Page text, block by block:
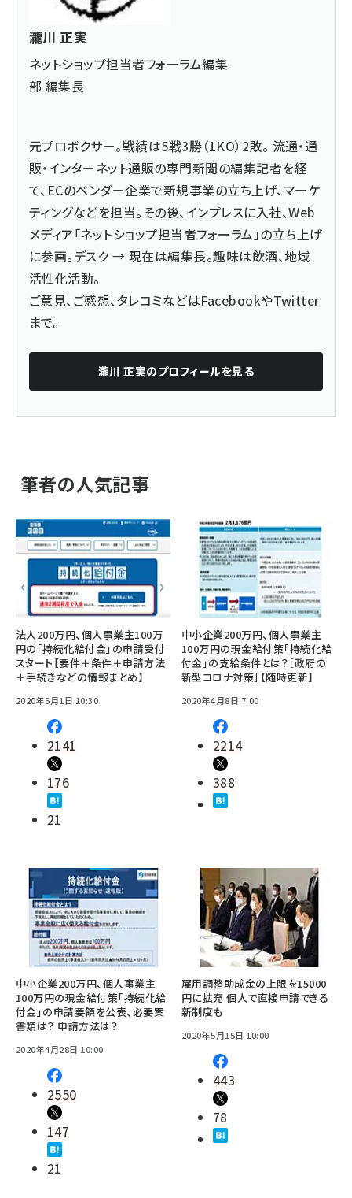
瀧川 正実
ネットショップ担当者フォーラム編集
部 編集長
元プロボクサー。戦績は5戦3勝（1KO）2敗。 流通・通
販・インターネット通販の専門新聞の編集記者を経
て、ECのベンダー企業で新規事業の立ち上げ、マーケ
ティングなどを担当。その後、インプレスに入社、Web
メディア「ネットショップ担当者フォーラム」の立ち上げ
に参画。デスク → 現在は編集長。趣味は飲酒、地域
活性化活動。
ご意見、ご感想、タレコミなどはFacebookやTwitter
まで。
瀧川 正実のプロフィールを見る
筆者の人気記事
法人200万円、個人事業主100万
円の「持続化給付金」の申請受付
スタート【要件＋条件＋申請方法
＋手続きなどの情報まとめ】
2020年5月1日 10:30
2141
176
21
中小企業200万円、個人事業主
100万円の現金給付策「持続化給
付金」の支給条件とは？［政府の
新型コロナ対策］【随時更新】
2020年4月8日 7:00
2214
388
中小企業200万円、個人事業主
100万円の現金給付策「持続化給
付金」の申請要領を公表、必要案
書類は？ 申請方法は？
2020年4月28日 10:00
2550
147
21
雇用調整助成金の上限を15000
円に拡充 個人で直接申請できる
新制度も
2020年5月15日 10:00
443
78